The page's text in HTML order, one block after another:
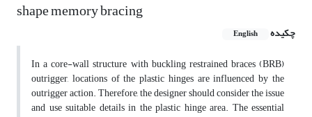
shape memory bracing
چکیده English
In a core-wall structure with buckling restrained braces (BRB)
outrigger, locations of the plastic hinges are influenced by the
outrigger action. Therefore, the designer should consider the issue
and use suitable details in the plastic hinge area. The essential